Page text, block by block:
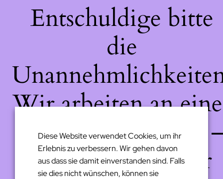
Entschuldige bitte
die
Wir arbeiten an
großartigen Sache
schau bald wieder
Diese Website verwendet Cookies, um ihr
Erlebnis zu verbessern. Wir gehen davon
aus dass sie damit einverstanden sind. Falls
sie dies nicht wünschen, können sie